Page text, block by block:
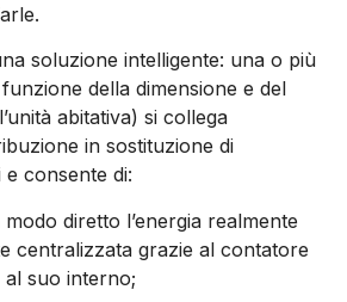
soluzione intelligente: una o più
della dimensione e del
abitativa) si collega
in sostituzione di
consente di:
diretto l’energia realmente
centralizzata grazie al contatore
suo interno;